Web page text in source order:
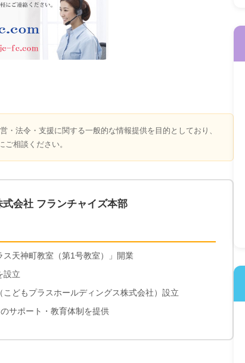
法令・支援に関する一般的な情報提供を目的としており、
相談ください。
会社 フランチャイズ本部
天神町教室（第1号教室）」開業
設立
どもプラスホールディングス株式会社）設立
サポート・教育体制を提供